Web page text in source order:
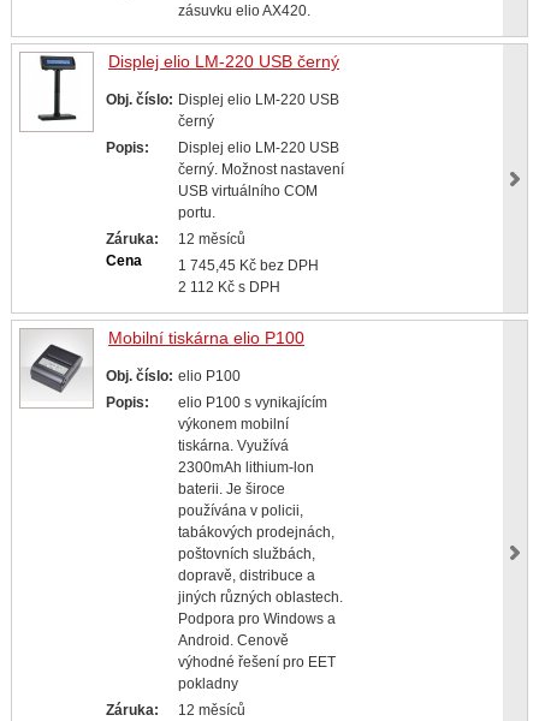
zásuvku elio AX420.
Displej elio LM-220 USB černý
Obj. číslo: Displej elio LM-220 USB
černý
Popis:
Displej elio LM-220 USB
černý. Možnost nastavení
USB virtuálního COM
portu.
Záruka:
12 měsíců
Cena
1 745,45 Kč bez DPH
2 112 Kč s DPH
Mobilní tiskárna elio P100
Obj. číslo: elio P100
Popis:
elio P100 s vynikajícím
výkonem mobilní
tiskárna. Využívá
2300mAh lithium-lon
baterii. Je široce
používána v policii,
tabákových prodejnách,
poštovních službách,
dopravě, distribuce a
jiných různých oblastech.
Podpora pro Windows a
Android. Cenově
výhodné řešení pro EET
pokladny
Záruka:
12 měsíců